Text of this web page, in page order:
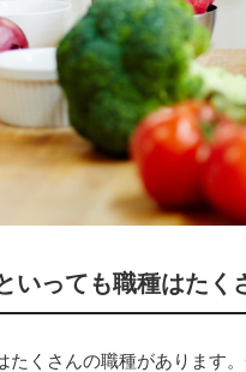
いっても職種はたく
たくさんの職種があります